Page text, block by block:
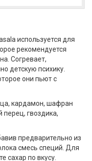
используется для
рекомендуется
Согревает,
детскую психику.
они пьют с
кардамон, шафран
гвоздика,
предварительно из
смесь специй. Для
сахар по вкусу.